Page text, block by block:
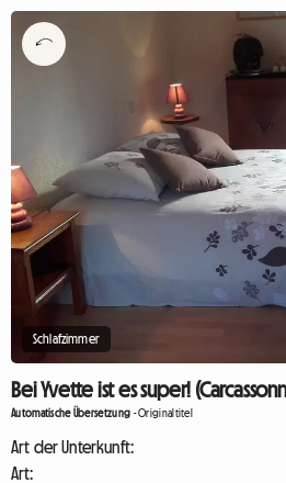
Schlafzimmer
Bei Yvette ist es super!
Automatische Übersetzung -Originaltitel
Art der Unterkunft:
Art: